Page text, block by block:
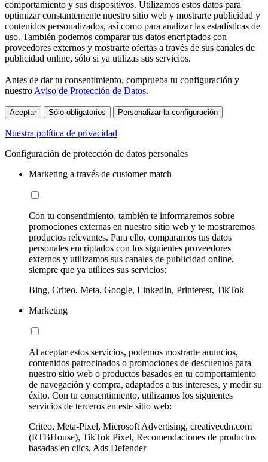
comportamiento y sus dispositivos. Utilizamos estos datos para
optimizar constantemente nuestro sitio web y mostrarte publicidad y
contenidos personalizados, así como para analizar las estadísticas de
uso. También podemos comparar tus datos encriptados con
proveedores externos y mostrarte ofertas a través de sus canales de
publicidad online, sólo si ya utilizas sus servicios.
Antes de dar tu consentimiento, comprueba tu configuración y
nuestro Aviso de Protección de Datos.
Aceptar Sólo obligatorios Personalizar la configuración
Nuestra política de privacidad
Configuración de protección de datos personales
Marketing a través de customer match
Con tu consentimiento, también te informaremos sobre
promociones externas en nuestro sitio web y te mostraremos
productos relevantes. Para ello, comparamos tus datos
personales encriptados con los siguientes proveedores
externos y utilizamos sus canales de publicidad online,
siempre que ya utilices sus servicios:
Bing, Criteo, Meta, Google, LinkedIn, Printerest, TikTok
Marketing
Al aceptar estos servicios, podemos mostrarte anuncios,
contenidos patrocinados o promociones de descuentos para
nuestro sitio web o productos basados en tu comportamiento
de navegación y compra, adaptados a tus intereses, y medir su
éxito. Con tu consentimiento, utilizamos los siguientes
servicios de terceros en este sitio web:
Criteo, Meta-Pixel, Microsoft Advertising, creativecdn.com
(RTBHouse), TikTok Pixel, Recomendaciones de productos
basadas en clics, Ads Defender